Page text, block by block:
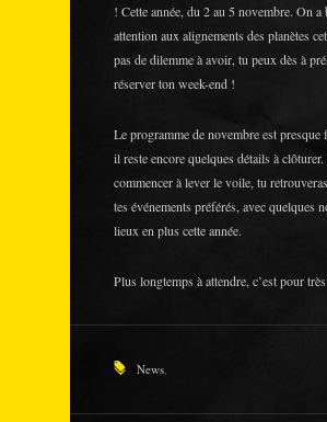
! Cette année, du 2 au 5 novembre. On a
attention aux alignements des planètes
pas de dilemme à avoir, tu peux dès à
réserver ton week-end !
Le programme de novembre est presque
il reste encore quelques détails à
commencer à lever le voile, tu
tes événements préférés, avec quelques
lieux en plus cette année.
Plus longtemps à attendre, c’est pour
News,